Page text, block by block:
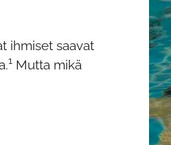
ihmiset saavat
1 Mutta mikä